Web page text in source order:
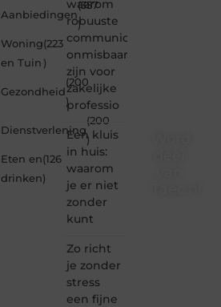
Aanbiedingen
(357
)
Woning
en Tuin
(223
)
Gezondheid
(200
)
Dienstverlening
(200
)
Eten en
drinken
(126
)
waarom
robuuste
communicatiemiddelen
onmisbaar
zijn voor
zakelijke
professio
Een kluis
in huis:
waarom
je er niet
zonder
kunt
Zo richt
je zonder
stress
een fijne